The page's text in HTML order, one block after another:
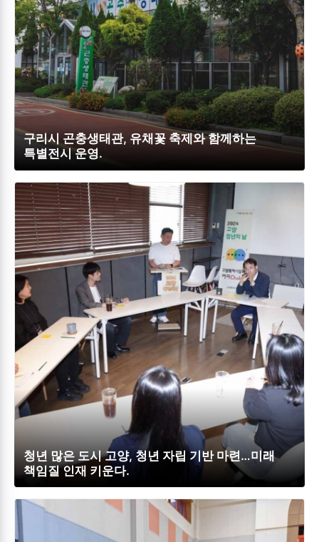
구리시 곤충생태관, 유채꽃 축제와 함께하는
특별전시 운영.
청년 많은 도시 고양, 청년 자립 기반 마련…미래
책임질 인재 키운다.